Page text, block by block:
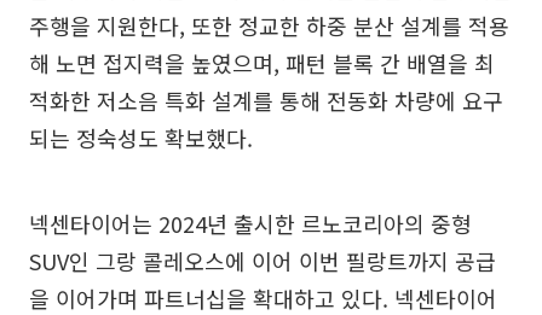
주행을 지원한다, 또한 정교한 하중 분산 설계를 적용
해 노면 접지력을 높였으며, 패턴 블록 간 배열을 최
적화한 저소음 특화 설계를 통해 전동화 차량에 요구
되는 정숙성도 확보했다.
넥센타이어는 2024년 출시한 르노코리아의 중형
SUV인 그랑 콜레오스에 이어 이번 필랑트까지 공급
을 이어가며 파트너십을 확대하고 있다. 넥센타이어